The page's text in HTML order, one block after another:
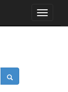
Menu